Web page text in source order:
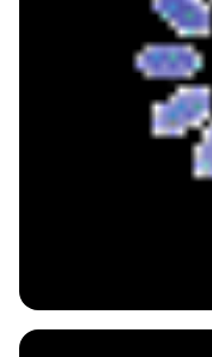
comprar agora